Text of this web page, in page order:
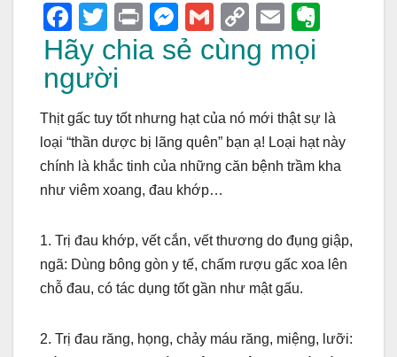
F
a
c
e
b
o
o
T
wi
tt
Pr
in
M
e
n
g
er
G
m
C
o
p
Li
n
E
m
ail
ot
e
Hãy chia sẻ cùng mọi
người
Thịt gấc tuy tốt nhưng hạt của nó mới thật sự là
loại “thần dược bị lãng quên” bạn ạ! Loại hạt này
chính là khắc tinh của những căn bệnh trầm kha
như viêm xoang, đau khớp…
1. Trị đau khớp, vết cắn, vết thương do đụng giập,
ngã: Dùng bông gòn y tế, chấm rượu gấc xoa lên
chỗ đau, có tác dụng tốt gần như mật gấu.
2. Trị đau răng, họng, chảy máu răng, miệng, lưỡi: